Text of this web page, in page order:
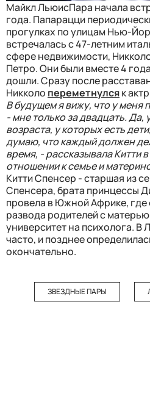
Майкл ЛьюисПара начала
года. Папарацци
прогулках по улицам Нью-
встречалась с 47-летним
сфере недвижимости,
Петро. Они были вместе 4
дошли. Сразу после
Никколо переметнулсяк
В будущем я вижу, что у меня
- мне только за двадцать. Да,
возраста, у которых есть
думаю, что каждый должен
время, - рассказывала Китти
отношении к семье и
Китти Спенсер - старшая из
Спенсера, брата принцессы
провела в Южной Африке, где
развода родителей с
университет на психолога. В
часто, и позднее
окончательно.
ЗВЕЗДНЫЕ ПАРЫ